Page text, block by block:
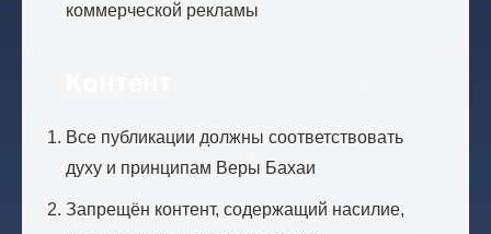
коммерческой рекламы
Все публикации должны соответствовать
духу и принципам Веры Бахаи
Запрещён контент, содержащий насилие,